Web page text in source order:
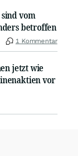
vom
betroffen
1 Kommentar
jetzt wie
vor